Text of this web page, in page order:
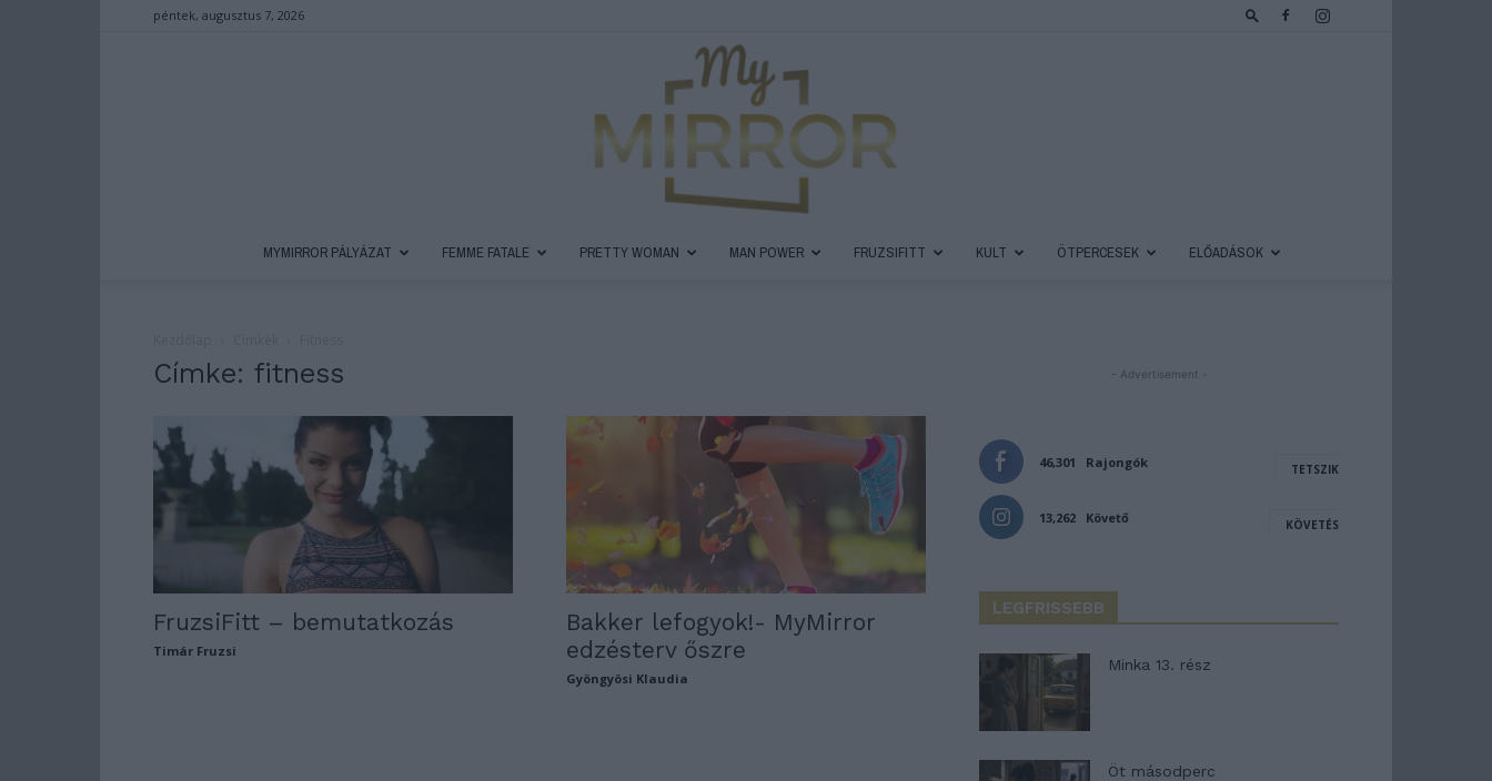
péntek, augusztus 7, 2026
MYMIRROR PÁLYÁZAT FEMME FATALE PRETTY WOMAN MAN POWER FRUZSIFITT KULT ÖTPERCESEK ELŐADÁSOK
Címke: fitness
FruzsiFitt – bemutatkozás
Timár Fruzsi
Bakker lefogyok!- MyMirror
edzésterv őszre
Gyöngyösi Klaudia
- Advertisement -
46,301 Rajongók TETSZIK
13,262 Követő KÖVETÉS
LEGFRISSEBB
Minka 13. rész
Öt másodperc